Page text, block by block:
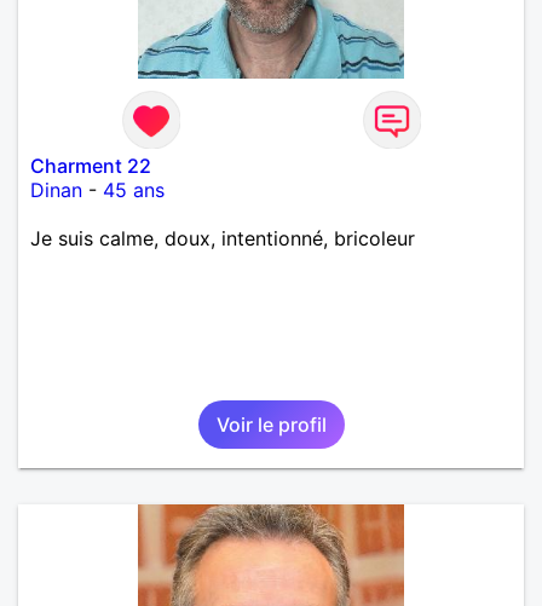
Charment 22
Dinan - 45 ans
Je suis calme, doux, intentionné, bricoleur
Voir le profil